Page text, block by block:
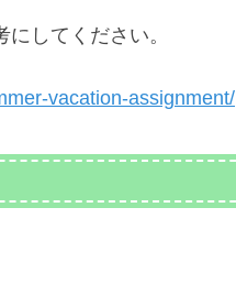
してください。
vacation-assignment/